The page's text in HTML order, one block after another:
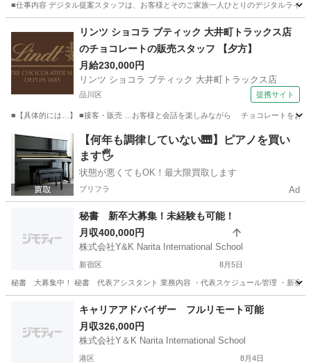
■仕事内容 デジタル提案スタッフは、お客様とそのご家族一人ひとりのデジタルライ
アプリ
リンツ ショコラ ブティック 大井町トラックス店
のチョコレートの販売スタッフ 【夕方】
月給230,000円
リンツ ショコラ ブティック 大井町トラックス店
品川区 提携サイト
■【具体的には…】 ■接客・販売 …お客様と会話を楽しみながら チョコレートをおす
東京 品川区 飲食
【何年も調律していない🎹】ピアノを買い
ます🖐️
状態が悪くてもOK！最大限買取します
プリフラ Ad
秘書 新卒大募集！未経験も可能！
月収400,000円
株式会社Y&K Narita International School
新宿区 8月5日
秘書 大募集中！ 秘書 代表アシスタント 業務内容 ・代表スケジュール管理 ・新宿IT
その他 神奈川 遠方
キャリアアドバイザー フルリモート可能
月収326,000円
株式会社Y＆K Narita International School
港区 8月4日